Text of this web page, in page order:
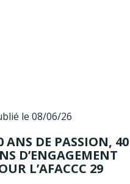
le 08/06/26
ANS DE PASSION, 40
D’ENGAGEMENT
L’AFACCC 29